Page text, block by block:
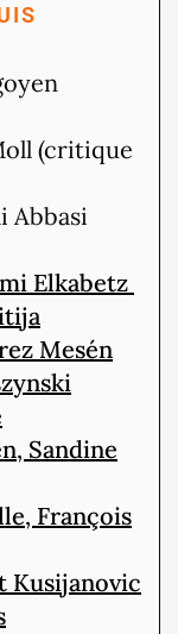
(critique
Abbasi
Elkabetz
Mesén
Sandine
François
Kusijanovic